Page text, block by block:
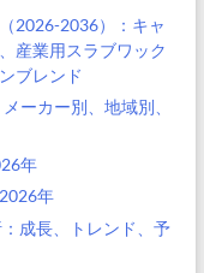
2026-2036）：キャ
産業用スラブワック
ブレンド
ーカー別、地域別、
年
年
成長、トレンド、予